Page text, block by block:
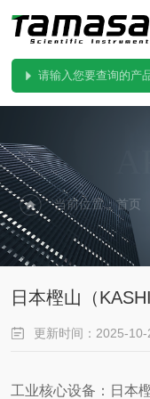
当前位置：首页
日本樫山（
更新时间：2025-10-
工业核心设备：日本